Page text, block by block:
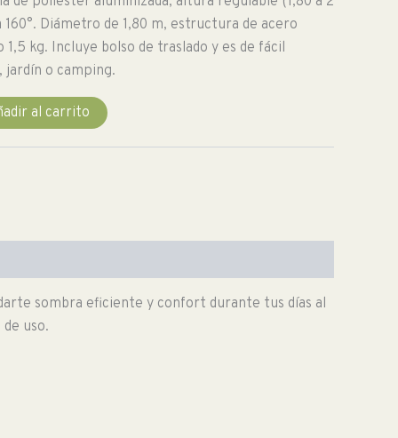
Diámetro de 1,80 m, estructura de acero
kg. Incluye bolso de traslado y es de fácil
jardín o camping.
al carrito
sombra eficiente y confort durante tus días al
uso.